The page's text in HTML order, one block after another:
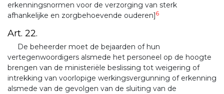
erkenningsnormen voor de verzorging van sterk
afhankelijke en zorgbehoevende ouderen]6
Art. 22.
De beheerder moet de bejaarden of hun
vertegenwoordigers alsmede het personeel op de hoogte
brengen van de ministeriële beslissing tot weigering of
intrekking van voorlopige werkingsvergunning of erkenning
alsmede van de gevolgen van de sluiting van de